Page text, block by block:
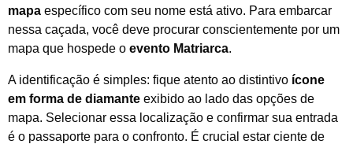
mapa específico com seu nome está ativo. Para embarcar
nessa caçada, você deve procurar conscientemente por um
mapa que hospede o evento Matriarca.
A identificação é simples: fique atento ao distintivo ícone
em forma de diamante exibido ao lado das opções de
mapa. Selecionar essa localização e confirmar sua entrada
é o passaporte para o confronto. É crucial estar ciente de